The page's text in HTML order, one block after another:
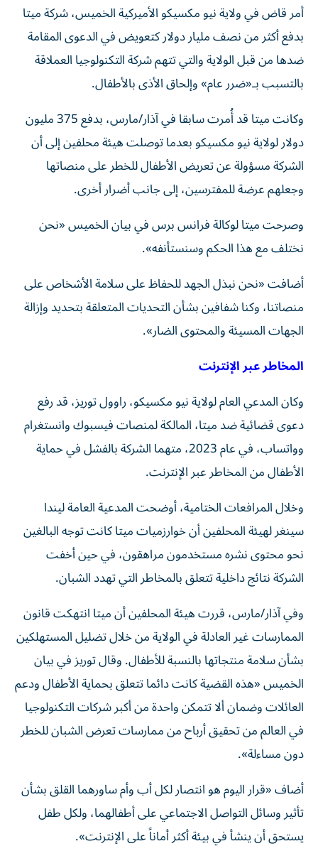
أمر قاض في ولاية نيو مكسيكو الأميركية الخميس، شركة ميتا
بدفع أكثر من نصف مليار دولار كتعويض في الدعوى المقامة
ضدها من قبل الولاية والتي تتهم شركة التكنولوجيا العملاقة
بالتسبب بـ«ضرر عام» وإلحاق الأذى بالأطفال.
وكانت ميتا قد أُمرت سابقا في آذار/مارس، بدفع 375 مليون
دولار لولاية نيو مكسيكو بعدما توصلت هيئة محلفين إلى أن
الشركة مسؤولة عن تعريض الأطفال للخطر على منصاتها
وجعلهم عرضة للمفترسين، إلى جانب أضرار أخرى.
وصرحت ميتا لوكالة فرانس برس في بيان الخميس «نحن
نختلف مع هذا الحكم وسنستأنفه».
أضافت «نحن نبذل الجهد للحفاظ على سلامة الأشخاص على
منصاتنا، وكنا شفافين بشأن التحديات المتعلقة بتحديد وإزالة
الجهات المسيئة والمحتوى الضار».
المخاطر عبر الإنترنت
وكان المدعي العام لولاية نيو مكسيكو، راوول توريز، قد رفع
دعوى قضائية ضد ميتا، المالكة لمنصات فيسبوك وانستغرام
وواتساب، في عام 2023، متهما الشركة بالفشل في حماية
الأطفال من المخاطر عبر الإنترنت.
وخلال المرافعات الختامية، أوضحت المدعية العامة ليندا
سينغر لهيئة المحلفين أن خوارزميات ميتا كانت توجه البالغين
نحو محتوى نشره مستخدمون مراهقون، في حين أخفت
الشركة نتائج داخلية تتعلق بالمخاطر التي تهدد الشبان.
وفي آذار/مارس، قررت هيئة المحلفين أن ميتا انتهكت قانون
الممارسات غير العادلة في الولاية من خلال تضليل المستهلكين
بشأن سلامة منتجاتها بالنسبة للأطفال. وقال توريز في بيان
الخميس «هذه القضية كانت دائما تتعلق بحماية الأطفال ودعم
العائلات وضمان ألا تتمكن واحدة من أكبر شركات التكنولوجيا
في العالم من تحقيق أرباح من ممارسات تعرض الشبان للخطر
دون مساءلة».
أضاف «قرار اليوم هو انتصار لكل أب وأم ساورهما القلق بشأن
تأثير وسائل التواصل الاجتماعي على أطفالهما، ولكل طفل
يستحق أن ينشأ في بيئة أكثر أماناً على الإنترنت».